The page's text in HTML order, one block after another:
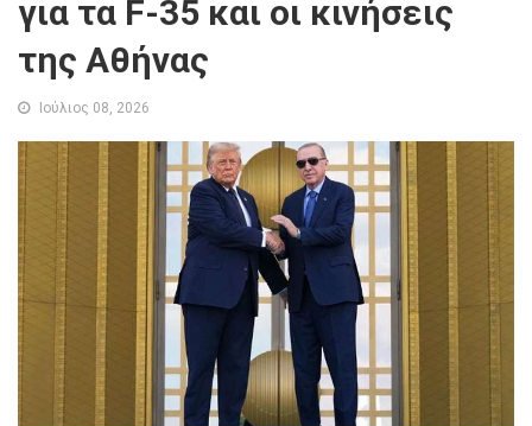
για τα F-35 και οι κινήσεις
της Αθήνας
Ιούλιος 08, 2026